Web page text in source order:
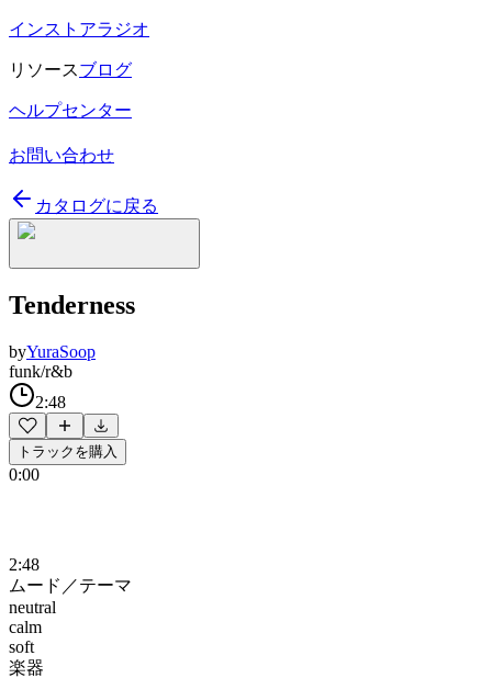
インストアラジオ
リソースブログ
ヘルプセンター
お問い合わせ
カタログに戻る
Tenderness
byYuraSoop
funk/r&b
2:48
トラックを購入
0:00
2:48
ムード／テーマ
neutral
calm
soft
楽器